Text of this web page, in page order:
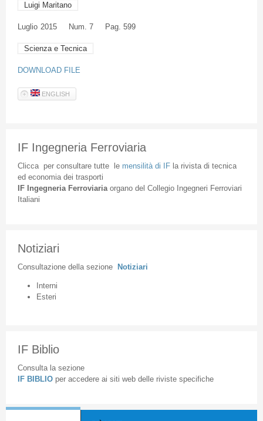
Luigi Maritano
Luglio 2015 Num. 7 Pag. 599
Scienza e Tecnica
DOWNLOAD FILE
ENGLISH
IF Ingegneria Ferroviaria
Cliccaper consultare tuttele mensilità di IFla rivista di tecnica
ed economia dei trasporti
IF Ingegneria Ferroviaria organodel Collegio Ingegneri Ferroviari
Italiani
Notiziari
Consultazione della sezione Notiziari
Interni
Esteri
IF Biblio
Consulta la sezione
IF BIBLIO per accedere ai siti web delle riviste specifiche